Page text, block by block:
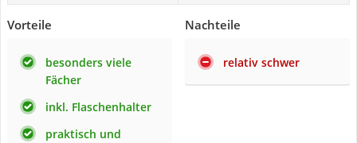
Vorteile
besonders viele
Fächer
inkl. Flaschenhalter
praktisch und
Nachteile
relativ schwer